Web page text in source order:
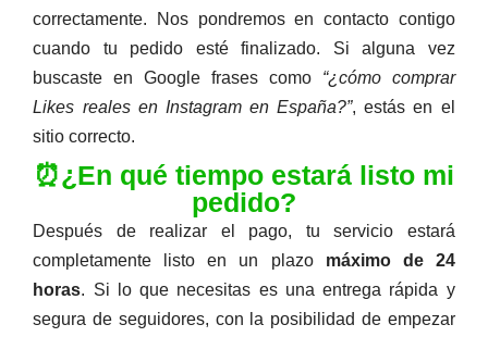
correctamente. Nos pondremos en contacto contigo
cuando tu pedido esté finalizado. Si alguna vez
buscaste en Google frases como “¿cómo comprar
Likes reales en Instagram en España?”, estás en el
sitio correcto.
⏰¿En qué tiempo estará listo mi
pedido?
Después de realizar el pago, tu servicio estará
completamente listo en un plazo máximo de 24
horas. Si lo que necesitas es una entrega rápida y
segura de seguidores, con la posibilidad de empezar